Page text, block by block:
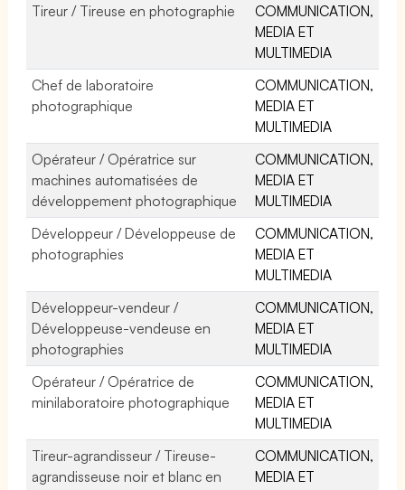
Tireur / Tireuse en photographie
COMMUNICATION,
MEDIA ET
MULTIMEDIA
Chef de laboratoire
photographique
COMMUNICATION,
MEDIA ET
MULTIMEDIA
Opérateur / Opératrice sur
machines automatisées de
développement photographique
COMMUNICATION,
MEDIA ET
MULTIMEDIA
Développeur / Développeuse de
photographies
COMMUNICATION,
MEDIA ET
MULTIMEDIA
Développeur-vendeur /
Développeuse-vendeuse en
photographies
COMMUNICATION,
MEDIA ET
MULTIMEDIA
Opérateur / Opératrice de
minilaboratoire photographique
COMMUNICATION,
MEDIA ET
MULTIMEDIA
Tireur-agrandisseur / Tireuse-
agrandisseuse noir et blanc en
COMMUNICATION,
MEDIA ET